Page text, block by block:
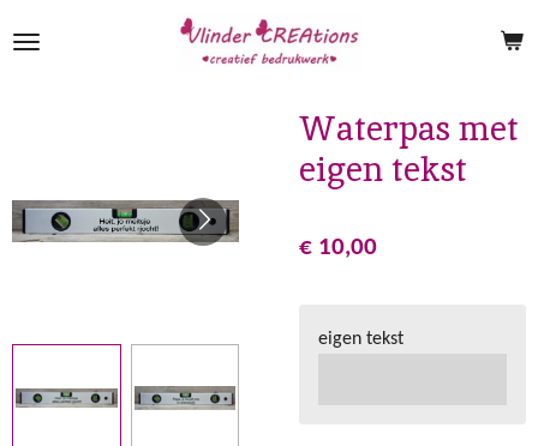
direct
Waterpas met
eigen tekst
€ 10,00
eigen tekst